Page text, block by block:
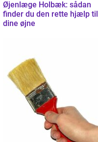
Øjenlæge Holbæk: sådan
finder du den rette hjælp til
dine øjne